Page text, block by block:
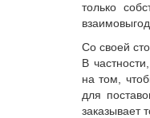
только
Со своей
В
на том,
для
заказывает